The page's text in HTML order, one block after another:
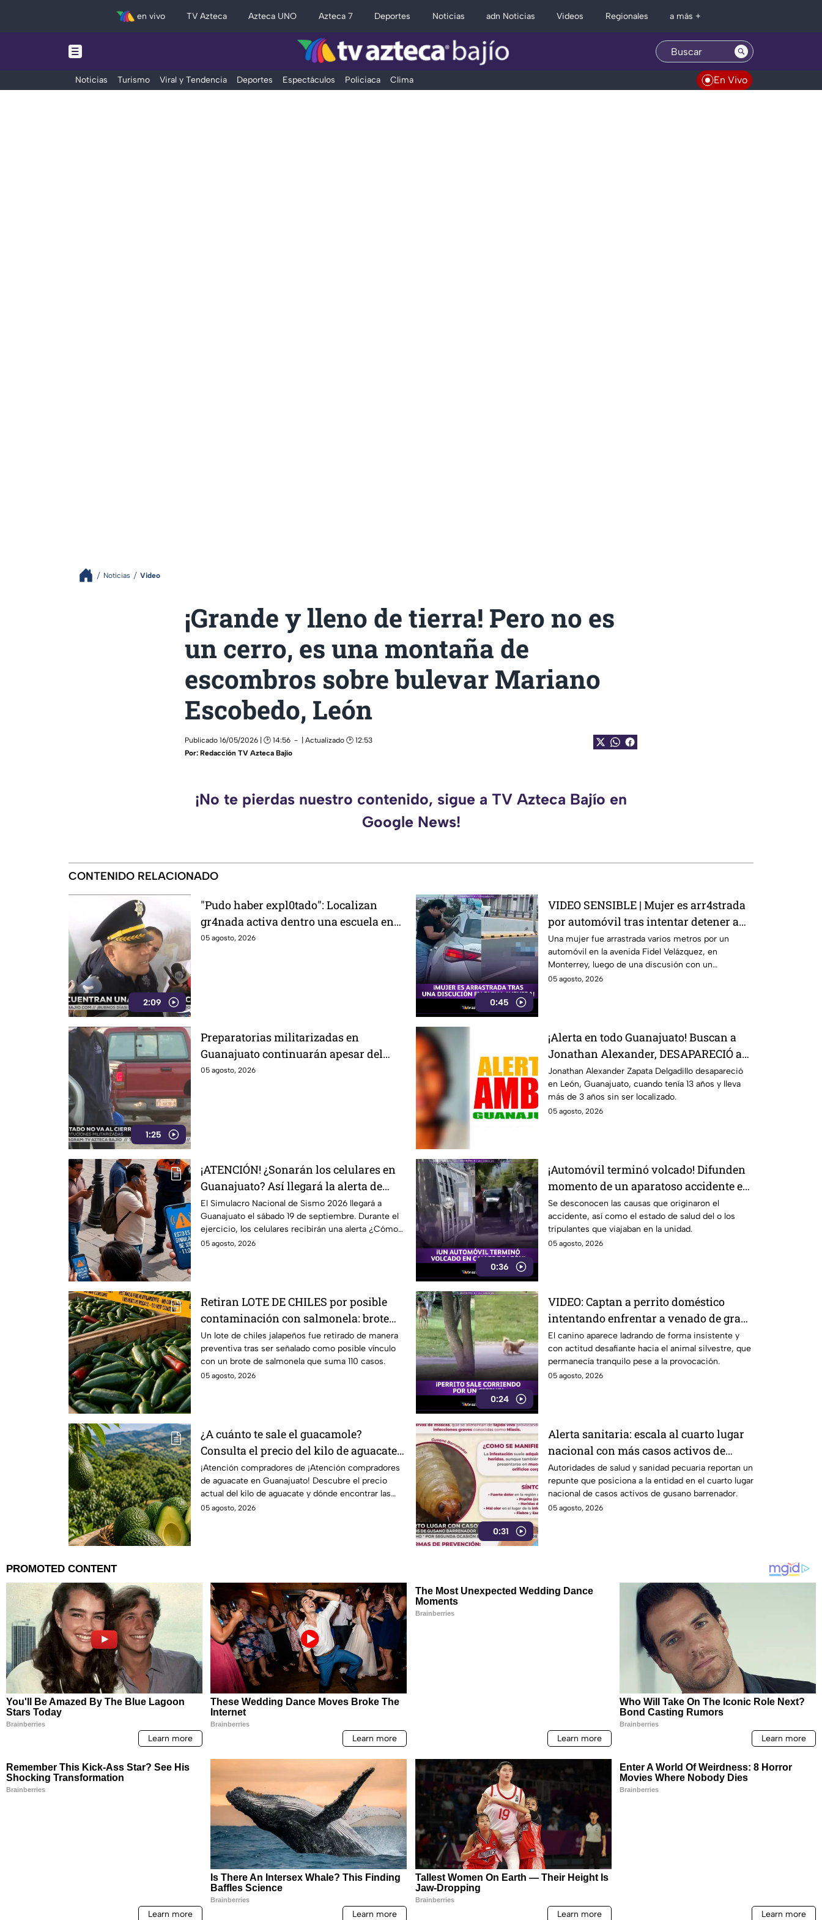
en vivo TV Azteca Azteca UNO Azteca 7 Deportes Noticias adn Noticias Videos Regionales a más +
Noticias Turismo Viral y Tendencia Deportes Espectáculos Policiaca Clima En Vivo
Noticias Video
¡Grande y lleno de tierra! Pero no es
un cerro, es una montaña de
escombros sobre bulevar Mariano
Escobedo, León
Publicado 16/05/2026 | 🕑 14:56
| Actualizado 🕑 12:53
Por: Redacción TV Azteca Bajío
¡No te pierdas nuestro contenido, sigue a TV Azteca Bajío en
Google News!
CONTENIDO RELACIONADO
2:09
"Pudo haber expl0tado": Localizan
gr4nada activa dentro una escuela en
León; niños que jugaban ahí la vieron
05 agosto, 2026
0:45
VIDEO SENSIBLE | Mujer es arr4strada
por automóvil tras intentar detener a
conductor que presuntamente huyó de
choque
Una mujer fue arrastrada varios metros por un
automóvil en la avenida Fidel Velázquez, en
Monterrey, luego de una discusión con un
conductor señalado de intentar huir tras un
05 agosto, 2026
1:25
Preparatorias militarizadas en
Guanajuato continuarán apesar del
mandato de la SEP; estas son las
05 agosto, 2026
¡Alerta en todo Guanajuato! Buscan a
Jonathan Alexander, DESAPARECIÓ a
los 13 años y lleva más de 3 años sin ser
localizado
Jonathan Alexander Zapata Delgadillo desapareció
en León, Guanajuato, cuando tenía 13 años y lleva
más de 3 años sin ser localizado.
05 agosto, 2026
¡ATENCIÓN! ¿Sonarán los celulares en
Guanajuato? Así llegará la alerta de
Simulacro de Sismo 2026: FECHA y
HORA
El Simulacro Nacional de Sismo 2026 llegará a
Guanajuato el sábado 19 de septiembre. Durante el
ejercicio, los celulares recibirán una alerta ¿Cómo
sonará?
05 agosto, 2026
0:36
¡Automóvil terminó volcado! Difunden
momento de un aparatoso accidente en
Jardines del Moral, en León
Se desconocen las causas que originaron el
accidente, así como el estado de salud del o los
tripulantes que viajaban en la unidad.
05 agosto, 2026
Retiran LOTE DE CHILES por posible
contaminación con salmonela: brote
suma 110 casos
Un lote de chiles jalapeños fue retirado de manera
preventiva tras ser señalado como posible vínculo
con un brote de salmonela que suma 110 casos.
05 agosto, 2026
0:24
VIDEO: Captan a perrito doméstico
intentando enfrentar a venado de gran
tamaño, así terminó
El canino aparece ladrando de forma insistente y
con actitud desafiante hacia el animal silvestre, que
permanecía tranquilo pese a la provocación.
05 agosto, 2026
¿A cuánto te sale el guacamole?
Consulta el precio del kilo de aguacate
en Guanajuato hoy miércoles 5 de
agosto
¡Atención compradores de ¡Atención compradores
de aguacate en Guanajuato! Descubre el precio
actual del kilo de aguacate y dónde encontrar las
mejores ofertas.
05 agosto, 2026
0:31
Alerta sanitaria: escala al cuarto lugar
nacional con más casos activos de
gusano barrenador
Autoridades de salud y sanidad pecuaria reportan un
repunte que posiciona a la entidad en el cuarto lugar
nacional de casos activos de gusano barrenador.
05 agosto, 2026